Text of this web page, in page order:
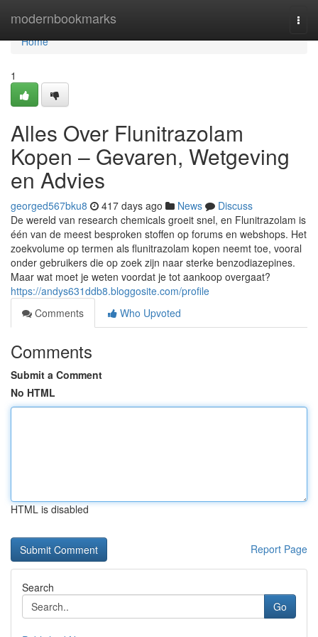
modernbookmarks
Home
Home
1
Alles Over Flunitrazolam
Kopen – Gevaren, Wetgeving
en Advies
georged567bku8 417 days ago News
Discuss
De wereld van research chemicals groeit snel, en Flunitrazolam is
één van de meest besproken stoffen op forums en webshops. Het
zoekvolume op termen als flunitrazolam kopen neemt toe, vooral
onder gebruikers die op zoek zijn naar sterke benzodiazepines.
Maar wat moet je weten voordat je tot aankoop overgaat?
https://andys631ddb8.bloggosite.com/profile
Comments
Who Upvoted
Comments
Submit a Comment
No HTML
HTML is disabled
Report Page
Search
Go